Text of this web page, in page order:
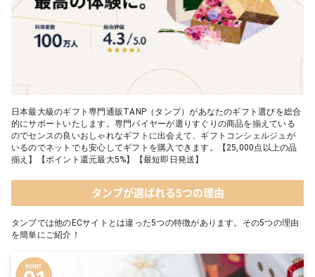
日本最大級のギフト専門通販TANP（タンプ）があなたのギフト選びを総合
的にサポートいたします。専門バイヤーが選りすぐりの商品を揃えている
のでセンスの良いおしゃれなギフトに出会えて、ギフトコンシェルジュが
いるのでネットでも安心してギフトを購入できます。【25,000点以上の品
揃え】【ポイント還元最大5%】【最短即日発送】
タンプが選ばれる5つの理由
タンプでは他のECサイトとは違った5つの特徴があります。その5つの理由
を簡単にご紹介！